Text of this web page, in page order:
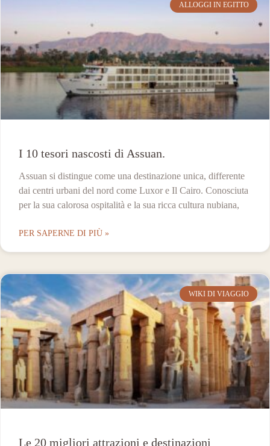
ALLOGGI IN EGITTO
I 10 tesori nascosti di Assuan.
Assuan si distingue come una destinazione unica, differente
dai centri urbani del nord come Luxor e Il Cairo. Conosciuta
per la sua calorosa ospitalità e la sua ricca cultura nubiana,
PER SAPERNE DI PIÙ »
WIKI DI VIAGGIO
Le 20 migliori attrazioni e destinazioni